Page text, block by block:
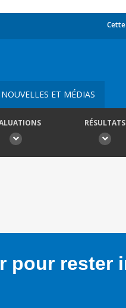
NOUVELLES ET MÉDIAS
RÉSULTATS
pour rester